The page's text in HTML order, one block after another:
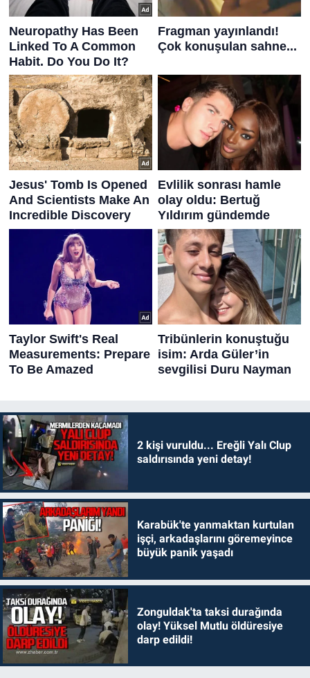
2 kişi vuruldu... Ereğli Yalı Clup
saldırısında yeni detay!
Karabük'te yanmaktan kurtulan
işçi, arkadaşlarını göremeyince
büyük panik yaşadı
Zonguldak'ta taksi durağında
olay! Yüksel Mutlu öldüresiye
darp edildi!